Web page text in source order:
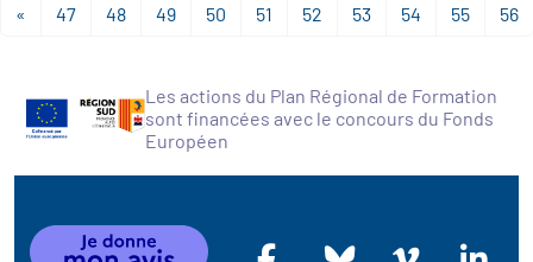
« 47 48 49 50 51 52 53 54 55 56
Les actions du Plan Régional de Formation
sont financées avec le concours du Fonds
Européen